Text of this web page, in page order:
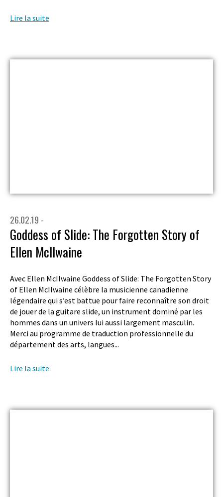
Lire la suite
26.02.19 -
Goddess of Slide: The Forgotten Story of
Ellen McIlwaine
Avec Ellen McIlwaine Goddess of Slide: The Forgotten Story
of Ellen McIlwaine célèbre la musicienne canadienne
légendaire qui s’est battue pour faire reconnaître son droit
de jouer de la guitare slide, un instrument dominé par les
hommes dans un univers lui aussi largement masculin.
Merci au programme de traduction professionnelle du
département des arts, langues...
Lire la suite